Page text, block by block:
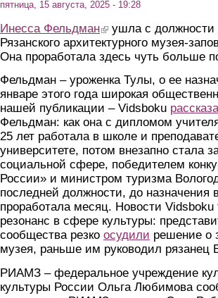
пятница, 15 августа, 2025 - 19:28
Инесса Фельдман(link is external)
ушла с должности
Рязанского архитектурного музея-
Она проработала здесь чуть больше
Фельдман – уроженка Тулы, о ее
январе этого года широкая
нашей публикации – Vidsboku р
Фельдман: как она с дипломом
25 лет работала в школе и
университете, потом внезапно стала
социальной сфере, победителем
России» и министром туризма
последней должности, до назначения
проработала месяц. Новости Vidsboku
резонанс в сфере культуры:
сообщества резко осудили решение о
музея, раньше им руководил рязанец
РИАМЗ – федеральное учреждение
культуры России Ольга Любимова